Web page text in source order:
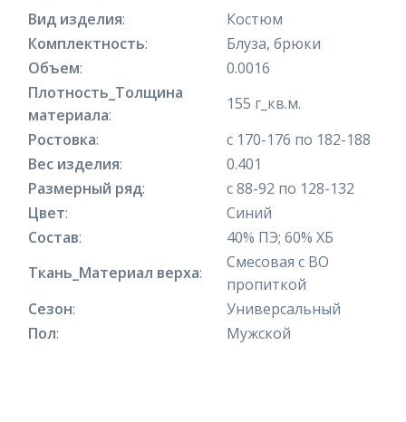
Вид изделия:
Костюм
Комплектность:
Блуза, брюки
Объем:
0.0016
Плотность_Толщина
материала:
155 г_кв.м.
Ростовка:
с 170-176 по 182-188
Вес изделия:
0.401
Размерный ряд:
с 88-92 по 128-132
Цвет:
Синий
Состав:
40% ПЭ; 60% ХБ
Ткань_Материал верха:
Смесовая с ВО
пропиткой
Сезон:
Универсальный
Пол: Мужской